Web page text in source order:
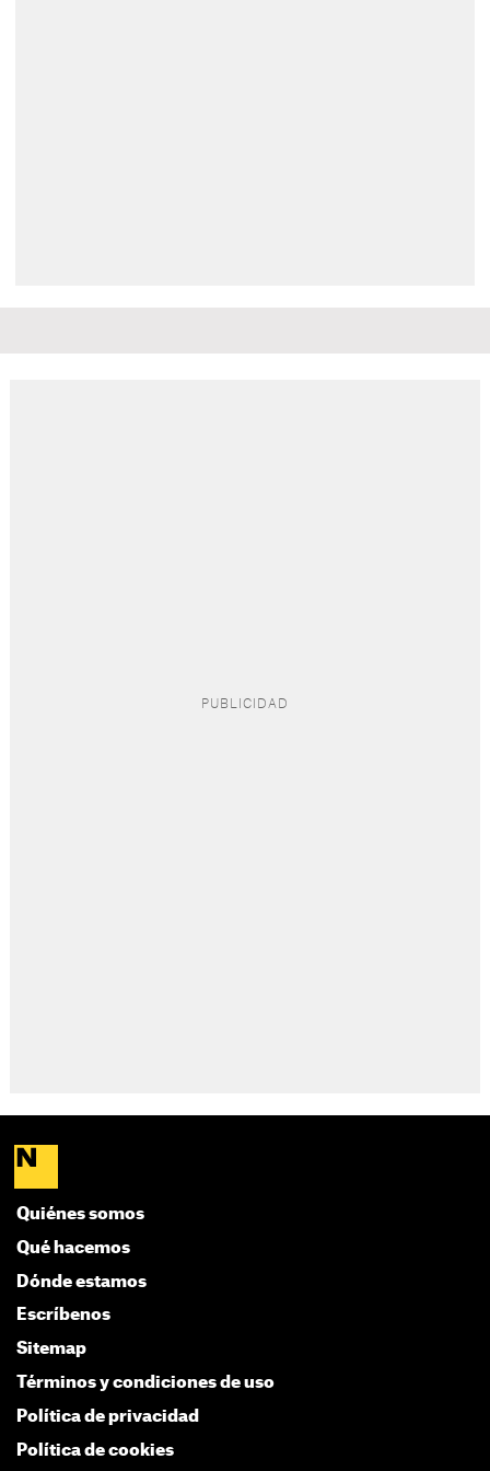
Quiénes somos
Qué hacemos
Dónde estamos
Escríbenos
Sitemap
Términos y condiciones de uso
Política de privacidad
Política de cookies